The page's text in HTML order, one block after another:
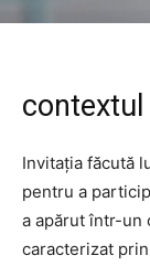
Invitația făcută
pentru a
a apărut într-un
caracterizat